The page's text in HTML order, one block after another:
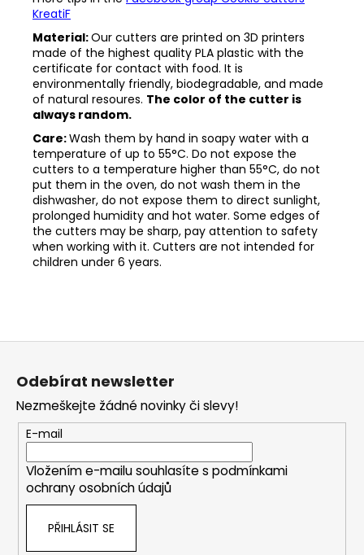
KreatiF
Material:Our cutters are printed on 3D printers
made of the highest quality PLA plastic with the
certificate for contact with food. It is
environmentally friendly, biodegradable, and made
of natural resoures. The color of the cutter is
always random.
Care:Wash them by hand in soapy water with a
temperature of up to 55°C. Do not expose the
cutters to a temperature higher than 55°C, do not
put them in the oven, do not wash them in the
dishwasher, do not expose them to direct sunlight,
prolonged humidity and hot water. Some edges of
the cutters may be sharp, pay attention to safety
when working with it. Cutters are not intended for
children under 6 years.
Z
Odebírat newsletter
Nezmeškejte žádné novinky či slevy!
E-mail
Vložením e-mailu souhlasíte s podmínkami
ochrany osobních údajů
PŘIHLÁSIT SE